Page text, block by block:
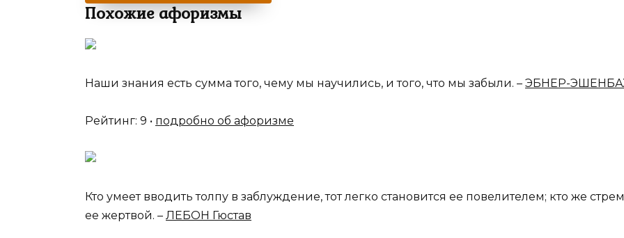
Похожие афоризмы
Наши знания есть сумма того, чему мы научились, и того, что мы забыли. – ЭБНЕР-
Рейтинг: 9 • подробно об афоризме
Кто умеет вводить толпу в заблуждение, тот легко становится ее повелителем; кто же
ее жертвой. – ЛЕБОН Гюстав